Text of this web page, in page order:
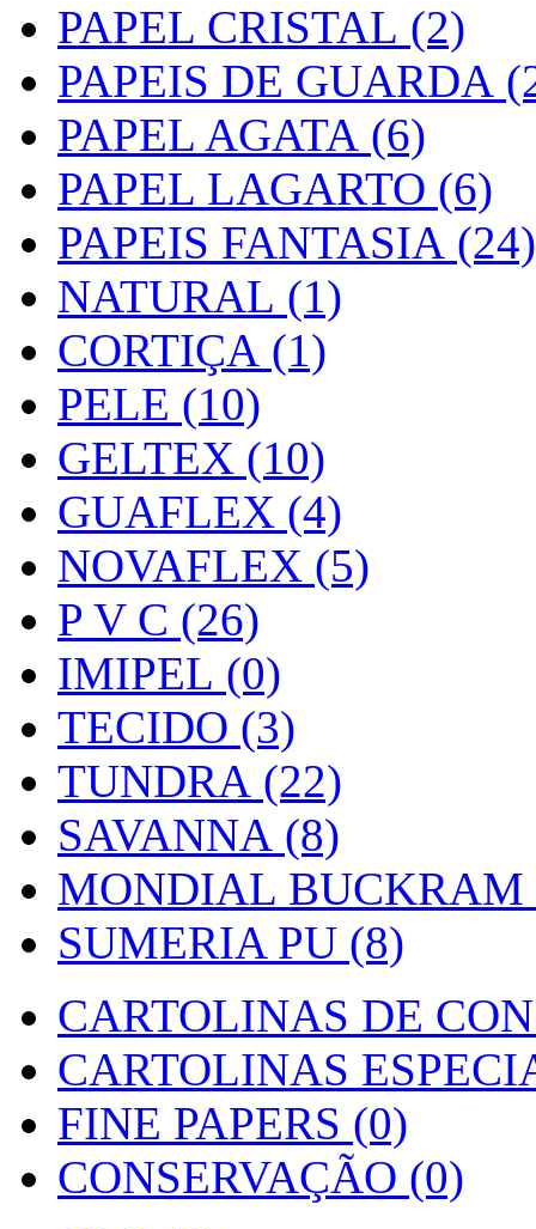
PAPEL CRISTAL (2)
PAPEIS DE GUARDA
PAPEL AGATA (6)
PAPEL LAGARTO (6)
PAPEIS FANTASIA (24)
NATURAL (1)
CORTIÇA (1)
PELE (10)
GELTEX (10)
GUAFLEX (4)
NOVAFLEX (5)
P V C (26)
IMIPEL (0)
TECIDO (3)
TUNDRA (22)
SAVANNA (8)
MONDIAL BUCKRAM
SUMERIA PU (8)
CARTOLINAS DE
CARTOLINAS
FINE PAPERS (0)
CONSERVAÇÃO (0)